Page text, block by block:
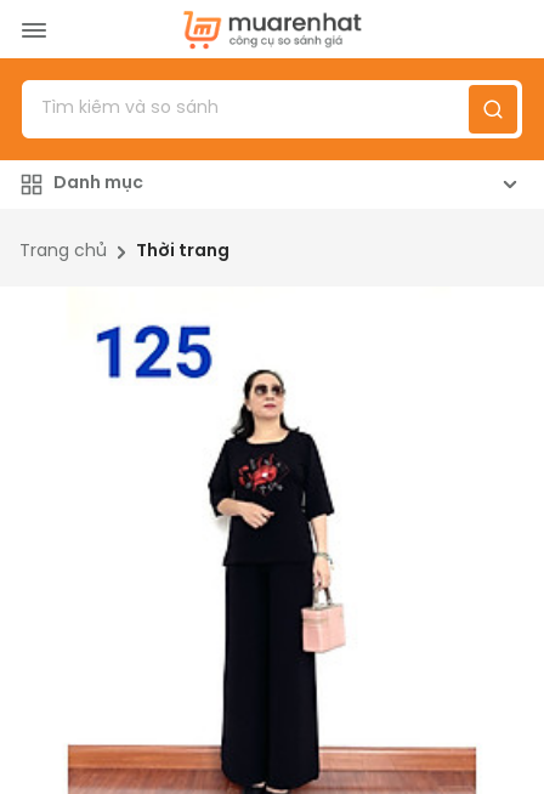
Menu
Sản phẩm
Đánh giá sản phẩm
Đăng nhập/Đăng ký
Danh mục
Trang chủ Thời trang